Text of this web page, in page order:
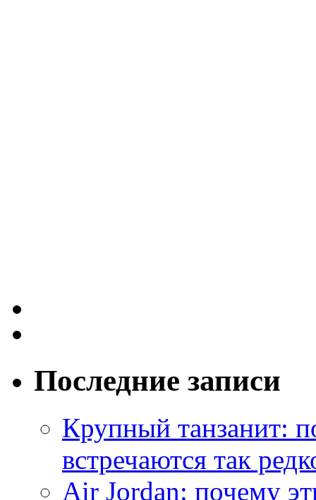
Последние записи
Крупный танзанит:
встречаются так
Air Jordan: почему